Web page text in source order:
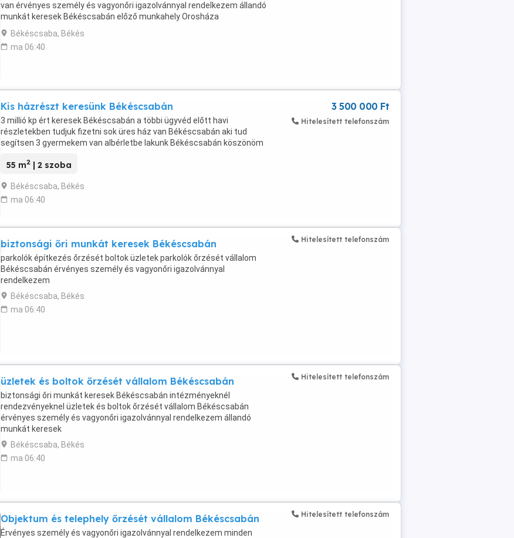
van érvényes személy és vagyonőri igazolvánnyal rendelkezem állandó
munkát keresek Békéscsabán előző munkahely Orosháza
vasútállomás orzes volt állandó éjszaka jelentkezem munkára ...
Békéscsaba, Békés
ma 06:40
Kis házrészt keresünk Békéscsabán
3 millió kp ért keresek Békéscsabán a többi ügyvéd előtt havi
részletekben tudjuk fizetni sok üres ház van Békéscsabán aki tud
segítsen 3 gyermekem van albérletbe lakunk Békéscsabán köszönöm
55 m2 | 2 szoba
Békéscsaba, Békés
ma 06:40
3 500 000 Ft
Hitelesített telefonszám
biztonsági őri munkát keresek Békéscsabán
parkolók építkezés őrzését boltok üzletek parkolók őrzését vállalom
Békéscsabán érvényes személy és vagyonőri igazolvánnyal
rendelkezem
Békéscsaba, Békés
ma 06:40
Hitelesített telefonszám
üzletek és boltok őrzését vállalom Békéscsabán
biztonsági őri munkát keresek Békéscsabán intézményeknél
rendezvényeknel üzletek és boltok őrzését vállalom Békéscsabán
érvényes személy és vagyonőri igazolvánnyal rendelkezem állandó
munkát keresek
Békéscsaba, Békés
ma 06:40
Hitelesített telefonszám
Objektum és telephely őrzését vállalom Békéscsabán
Érvényes személy és vagyonőri igazolvánnyal rendelkezem minden
Hitelesített telefonszám